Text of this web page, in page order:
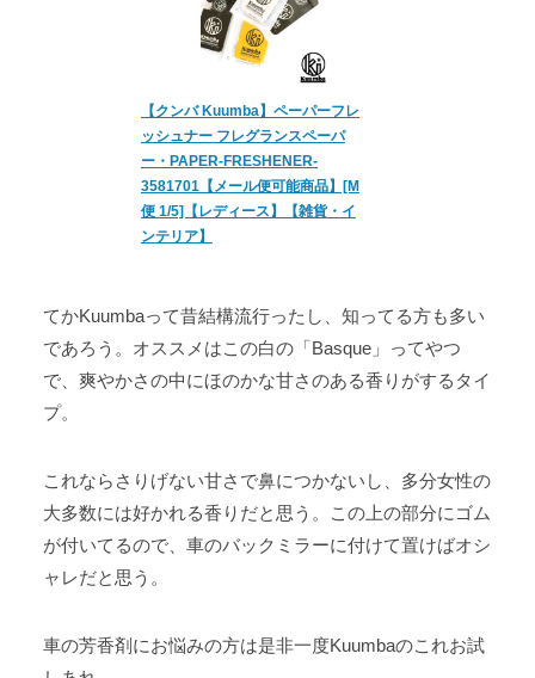
【クンバ Kuumba】ペーパーフレ
ッシュナー フレグランスペーパ
ー・PAPER-FRESHENER-
3581701【メール便可能商品】[M
便 1/5]【レディース】【雑貨・イ
ンテリア】
てかKuumbaって昔結構流行ったし、知ってる方も多い
であろう。オススメはこの白の「Basque」ってやつ
で、爽やかさの中にほのかな甘さのある香りがするタイ
プ。
これならさりげない甘さで鼻につかないし、多分女性の
大多数には好かれる香りだと思う。この上の部分にゴム
が付いてるので、車のバックミラーに付けて置けばオシ
ャレだと思う。
車の芳香剤にお悩みの方は是非一度Kuumbaのこれお試